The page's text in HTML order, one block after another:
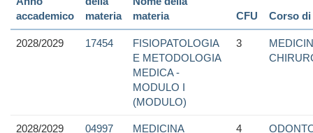
accademico
materia
materia
CFU Corso
2028/2029 17454
FISIOPATOLOGIA
E METODOLOGIA
MEDICA -
MODULO I
(MODULO)
3
2028/2029 04997
MEDICINA
4